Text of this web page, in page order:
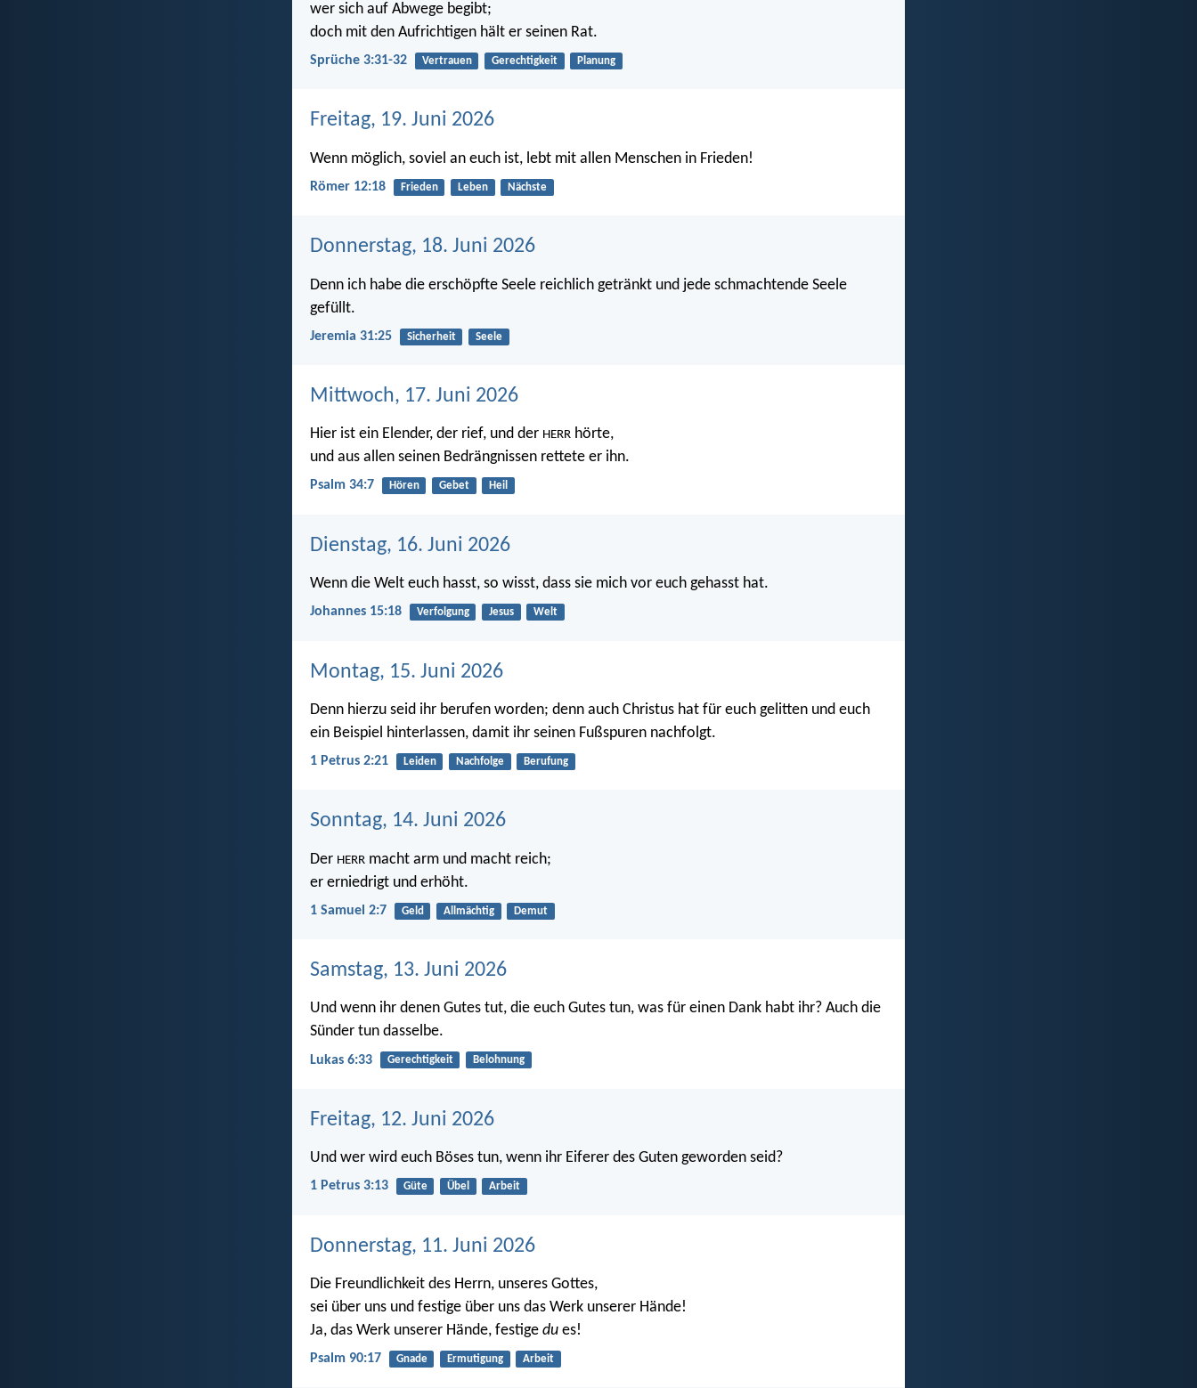
wer sich auf Abwege begibt;
doch mit den Aufrichtigen hält er seinen Rat.
Sprüche 3:31-32 Vertrauen Gerechtigkeit Planung
Freitag, 19. Juni 2026
Wenn möglich, soviel an euch ist, lebt mit allen Menschen in Frieden!
Römer 12:18 Frieden Leben Nächste
Donnerstag, 18. Juni 2026
Denn ich habe die erschöpfte Seele reichlich getränkt und jede schmachtende Seele
gefüllt.
Jeremia 31:25 Sicherheit Seele
Mittwoch, 17. Juni 2026
Hier ist ein Elender, der rief, und der HERR hörte,
und aus allen seinen Bedrängnissen rettete er ihn.
Psalm 34:7 Hören Gebet Heil
Dienstag, 16. Juni 2026
Wenn die Welt euch hasst, so wisst, dass sie mich vor euch gehasst hat.
Johannes 15:18 Verfolgung Jesus Welt
Montag, 15. Juni 2026
Denn hierzu seid ihr berufen worden; denn auch Christus hat für euch gelitten und euch
ein Beispiel hinterlassen, damit ihr seinen Fußspuren nachfolgt.
1 Petrus 2:21 Leiden Nachfolge Berufung
Sonntag, 14. Juni 2026
Der HERR macht arm und macht reich;
er erniedrigt und erhöht.
1 Samuel 2:7 Geld Allmächtig Demut
Samstag, 13. Juni 2026
Und wenn ihr denen Gutes tut, die euch Gutes tun, was für einen Dank habt ihr? Auch die
Sünder tun dasselbe.
Lukas 6:33 Gerechtigkeit Belohnung
Freitag, 12. Juni 2026
Und wer wird euch Böses tun, wenn ihr Eiferer des Guten geworden seid?
1 Petrus 3:13 Güte Übel Arbeit
Donnerstag, 11. Juni 2026
Die Freundlichkeit des Herrn, unseres Gottes,
sei über uns und festige über uns das Werk unserer Hände!
Ja, das Werk unserer Hände, festige du es!
Psalm 90:17 Gnade Ermutigung Arbeit